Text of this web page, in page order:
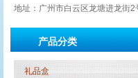
地址：广州市白云区龙塘进龙街2
产品分类
礼品盒